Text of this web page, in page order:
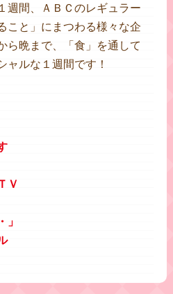
週間、ＡＢＣのレギュラー
こと」にまつわる様々な企
ら晩まで、「食」を通して
ャルな１週間です！
Ｖ
」